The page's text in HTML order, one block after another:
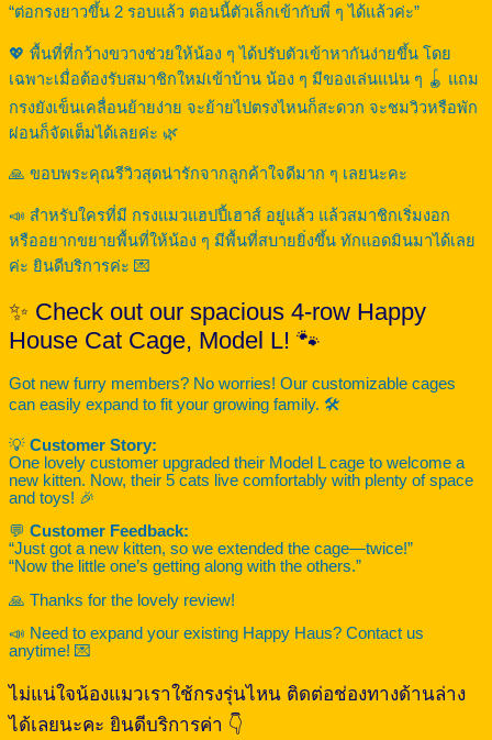
“ต่อกรงยาวขึ้น 2 รอบแล้ว ตอนนี้ตัวเล็กเข้ากับพี่ ๆ ได้แล้วค่ะ”
💖 พื้นที่ที่กว้างขวางช่วยให้น้อง ๆ ได้ปรับตัวเข้าหากันง่ายขึ้น โดย
เฉพาะเมื่อต้องรับสมาชิกใหม่เข้าบ้าน น้อง ๆ มีของเล่นแน่น ๆ 🪀 แถม
กรงยังเข็นเคลื่อนย้ายง่าย จะย้ายไปตรงไหนก็สะดวก จะชมวิวหรือพัก
ผ่อนก็จัดเต็มได้เลยค่ะ 🌿
🙏 ขอบพระคุณรีวิวสุดน่ารักจากลูกค้าใจดีมาก ๆ เลยนะคะ
📣 สำหรับใครที่มี กรงแมวแฮปปี้เฮาส์ อยู่แล้ว แล้วสมาชิกเริ่มงอก
หรืออยากขยายพื้นที่ให้น้อง ๆ มีพื้นที่สบายยิ่งขึ้น ทักแอดมินมาได้เลย
ค่ะ ยินดีบริการค่ะ 💌
✨ Check out our spacious 4-row Happy
House Cat Cage, Model L! 🐾
Got new furry members? No worries! Our customizable cages
can easily expand to fit your growing family. 🛠️
💡 Customer Story:
One lovely customer upgraded their Model L cage to welcome a
new kitten. Now, their 5 cats live comfortably with plenty of space
and toys! 🎉
💬 Customer Feedback:
“Just got a new kitten, so we extended the cage—twice!”
“Now the little one’s getting along with the others.”
🙏 Thanks for the lovely review!
📣 Need to expand your existing Happy Haus? Contact us
anytime! 💌
ไม่แน่ใจน้องแมวเราใช้กรงรุ่นไหน ติดต่อช่องทางด้านล่าง
ได้เลยนะคะ ยินดีบริการค่า 👇